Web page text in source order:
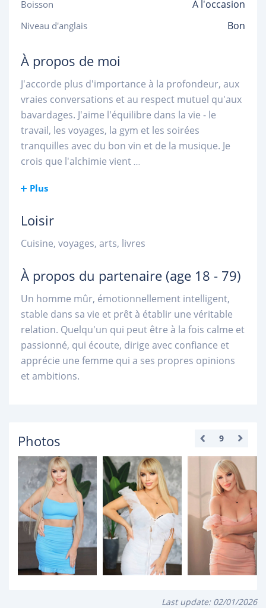
Boisson À l'occasion
Niveau d'anglais Bon
À propos de moi
J'accorde plus d'importance à la profondeur, aux
vraies conversations et au respect mutuel qu'aux
bavardages. J'aime l'équilibre dans la vie - le
travail, les voyages, la gym et les soirées
tranquilles avec du bon vin et de la musique. Je
crois que l'alchimie vient...
Plus
Loisir
Cuisine, voyages, arts, livres
À propos du partenaire (age 18 - 79)
Un homme mûr, émotionnellement intelligent,
stable dans sa vie et prêt à établir une véritable
relation. Quelqu'un qui peut être à la fois calme et
passionné, qui écoute, dirige avec confiance et
apprécie une femme qui a ses propres opinions
et ambitions.
Photos 9
Last update: 02/01/2026